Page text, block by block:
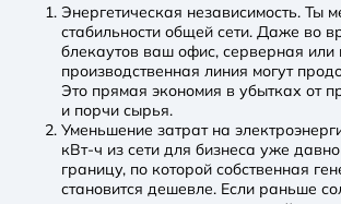
Энергетическая независимость. Ты
стабильности общей сети. Даже во
блекаутов ваш офис, серверная или
производственная линия могут
Это прямая экономия в убытках от
и порчи сырья.
Уменьшение затрат на
кВт-ч из сети для бизнеса уже
границу, по которой собственная
становится дешевле. Если раньше